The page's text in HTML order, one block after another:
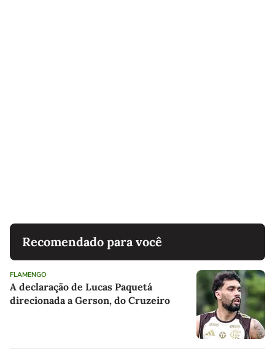
Recomendado para você
FLAMENGO
A declaração de Lucas Paquetá
direcionada a Gerson, do Cruzeiro